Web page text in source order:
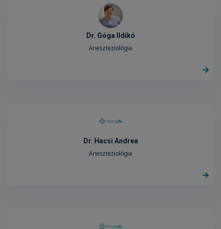
Dr. Góga Ildikó
Aneszteziológia
Dr. Hacsi Andrea
Aneszteziológia